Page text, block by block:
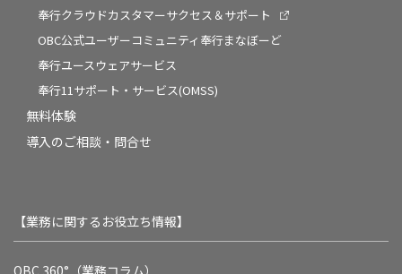
奉行クラウドカスタマーサクセス＆サポート
OBC公式ユーザーコミュニティ奉行まなぼーど
奉行ユースウェアサービス
奉行11サポート・サービス(OMSS)
無料体験
導入のご相談・問合せ
【業務に関するお役立ち情報】